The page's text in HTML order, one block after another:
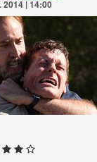
2014 | 14:00